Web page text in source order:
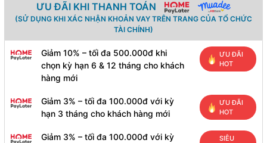
ƯU ĐÃI KHI THANH TOÁN
(SỬ DỤNG KHI XÁC NHẬN KHOẢN VAY TRÊN TRANG CỦA TỔ CHỨC
TÀI CHÍNH)
Giảm 10% – tối đa 500.000đ khi
chọn kỳ hạn 6 & 12 tháng cho khách
hàng mới
ƯU ĐÃI
HOT
Giảm 3% – tối đa 100.000đ với kỳ
hạn 3 tháng cho khách hàng mới
ƯU ĐÃI
HOT
Giảm 3% – tối đa 100.000đ với kỳ
SIÊU